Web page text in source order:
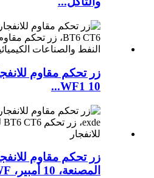
WF1 10...
زر تحكم مقاوم
المصنعة، 10 أمبير، IP65 WF...